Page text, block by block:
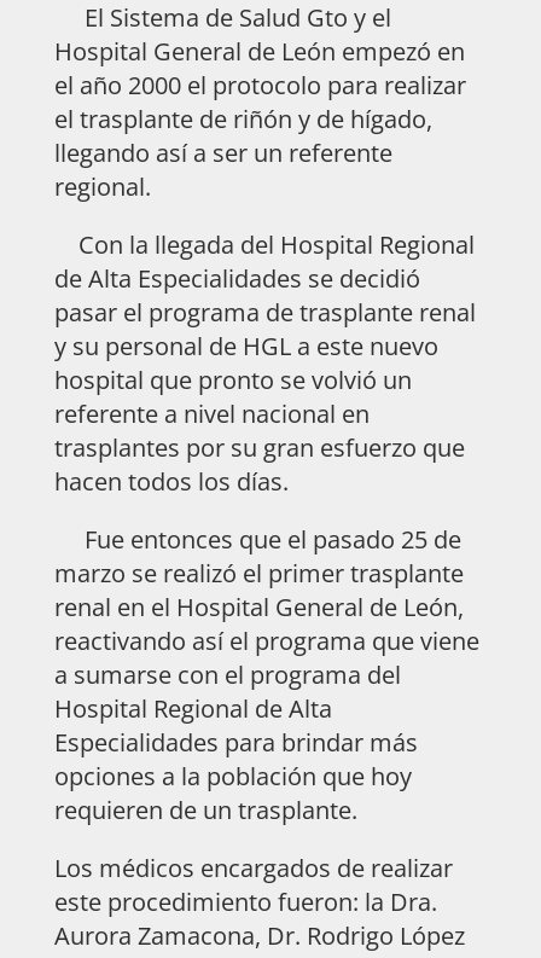
El Sistema de Salud Gto y el
Hospital General de León empezó en
el año 2000 el protocolo para realizar
el trasplante de riñón y de hígado,
llegando así a ser un referente
regional.
Con la llegada del Hospital Regional
de Alta Especialidades se decidió
pasar el programa de trasplante renal
y su personal de HGL a este nuevo
hospital que pronto se volvió un
referente a nivel nacional en
trasplantes por su gran esfuerzo que
hacen todos los días.
Fue entonces que el pasado 25 de
marzo se realizó el primer trasplante
renal en el Hospital General de León,
reactivando así el programa que viene
a sumarse con el programa del
Hospital Regional de Alta
Especialidades para brindar más
opciones a la población que hoy
requieren de un trasplante.
Los médicos encargados de realizar
este procedimiento fueron: la Dra.
Aurora Zamacona, Dr. Rodrigo López